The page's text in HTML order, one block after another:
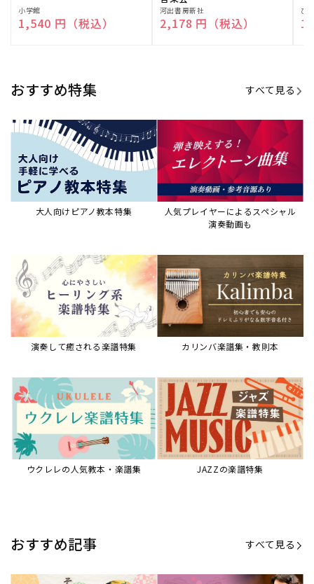
販
売
小学館
通常価格
1,540 円（税込）
販
売
河出書房新社
通常価格
2,178 円（税込）
販
売
ひ
おすすめ特集 すべて見る
大人向けピアノ教本特集
人気プレイヤーによるスペシャル
演奏動画も
演奏して癒される楽譜特集 カリンバ楽譜集・教則本
ウクレレの人気教本・楽譜集 JAZZの楽譜特集
おすすめ記事 すべて見る